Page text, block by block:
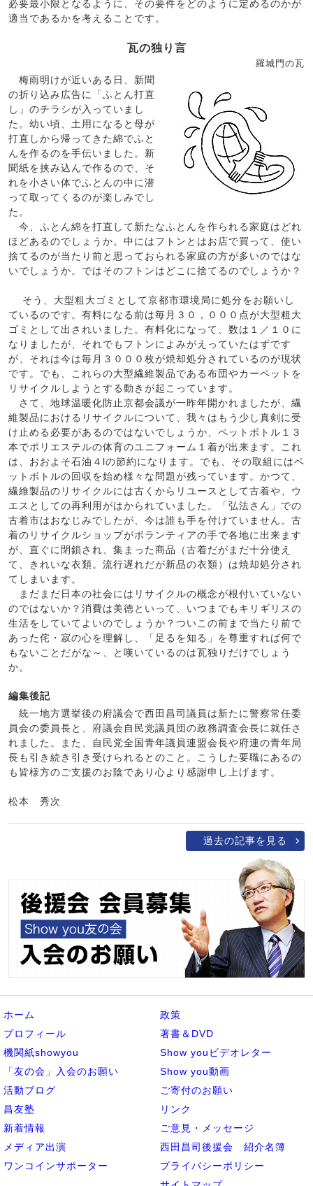
必要最小限となるように、その要件をどのように定めるのかが
適当であるかを考えることです。
瓦の独り言
羅城門の瓦
梅雨明けが近いある日、新聞
の折り込み広告に「ふとん打直
し」のチラシが入っていまし
た。幼い頃、土用になると母が
打直しから帰ってきた綿でふと
んを作るのを手伝いました。新
聞紙を挟み込んで作るので、そ
れを小さい体でふとんの中に潜
って取ってくるのが楽しみでし
た。
今、ふとん綿を打直して新たなふとんを作られる家庭はどれ
ほどあるのでしょうか。中にはフトンとはお店で買って、使い
捨てるのが当たり前と思っておられる家庭の方が多いのではな
いでしょうか。ではそのフトンはどこに捨てるのでしょうか？
そう、大型粗大ゴミとして京都市環境局に処分をお願いし
ているのです。有料になる前は毎月３０，０００点が大型粗大
ゴミとして出されいました。有料化になって、数は１／１０に
なりましたが、それでもフトンによみがえっていたはずです
が、それは今は毎月３０００枚が焼却処分されているのが現状
です。でも、これらの大型繊維製品である布団やカーペットを
リサイクルしようとする動きが起こっています。
さて、地球温暖化防止京都会議が一昨年開かれましたが、繊
維製品におけるリサイクルについて、我々はもう少し真剣に受
け止める必要があるのではないでしょうか、ペットボトル１３
本でポリエステルの体育のユニフォーム１着が出来ます。これ
は、おおよそ石油４lの節約になります。でも、その取組にはペ
ットボトルの回収を始め様々な問題が残っています。かつて、
繊維製品のリサイクルには古くからリユースとして古着や、ウ
エスとしての再利用がはかられていました。「弘法さん」での
古着市はおなじみでしたが、今は誰も手を付けていません。古
着のリサイクルショップがボランティアの手で各地に出来ます
が、直ぐに閉鎖され、集まった商品（古着だがまだ十分使え
て、きれいな衣類。流行遅れだが新品の衣類）は焼却処分され
てしまいます。
まだまだ日本の社会にはリサイクルの概念が根付いていない
のではないか？消費は美徳といって、いつまでもキリギリスの
生活をしていてよいのでしょうか？ついこの前まで当たり前で
あった侘・寂の心を理解し、「足るを知る」を尊重すれば何で
もないことだがな～、と嘆いているのは瓦独りだけでしょう
か。
編集後記
統一地方選挙後の府議会で西田昌司議員は新たに警察常任委
員会の委員長と、府議会自民党議員団の政務調査会長に就任さ
れました。また、自民党全国青年議員連盟会長や府連の青年局
長も引き続き引き受けられるとのこと。こうした要職にあるの
も皆様方のご支援のお陰であり心より感謝申し上げます。
松本 秀次
過去の記事を見る
ホーム
プロフィール
機関紙showyou
「友の会」入会のお願い
活動ブログ
昌友塾
新着情報
メディア出演
ワンコインサポーター
政策
著書＆DVD
Show youビデオレター
Show you動画
ご寄付のお願い
リンク
ご意見・メッセージ
西田昌司後援会 紹介名簿
プライバシーポリシー